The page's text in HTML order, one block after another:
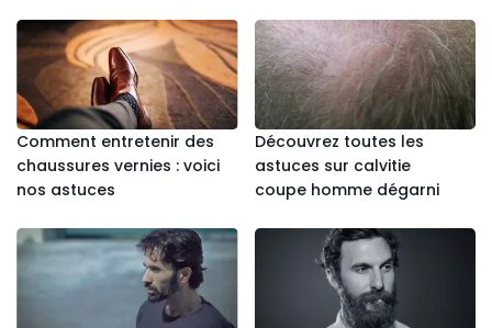
Comment entretenir des
chaussures vernies : voici
nos astuces
Découvrez toutes les
astuces sur calvitie
coupe homme dégarni